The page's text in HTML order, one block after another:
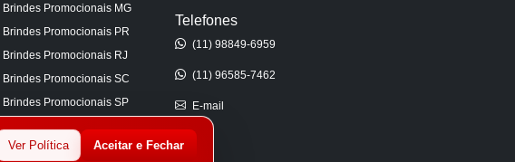
Brindes Promocionais MG
Brindes Promocionais PR
Brindes Promocionais RJ
Brindes Promocionais SC
Brindes Promocionais SP
Brindes Promocionais CE
Telefones
(11) 98849-6959
(11) 96585-7462
E-mail
Ver Política Aceitar e Fechar